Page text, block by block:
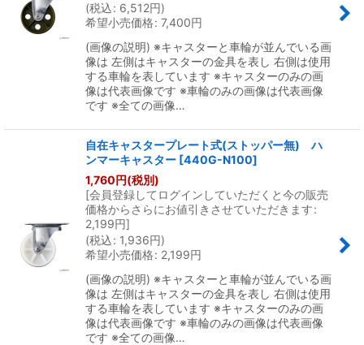
(税込: 6,512円)
希望小売価格: 7,400円
(画像の説明) ※キャスターと車輪が並んでいる画
像は 左側はキャスターの金具を表し 右側は使用
する車輪を表しています ※キャスターのみの画
像は代表画像です ※車輪のみの画像は代表画像
です ※全ての画像…
自在キャスタープレート式(ストッパー無) ハ
ンマーキャスター [440G-N100]
1,760円(税別)
[会員登録してログインしていただくと今の販売
価格からさらにお値引きさせていただきます:
2,199円]
(税込: 1,936円)
希望小売価格: 2,199円
(画像の説明) ※キャスターと車輪が並んでいる画
像は 左側はキャスターの金具を表し 右側は使用
する車輪を表しています ※キャスターのみの画
像は代表画像です ※車輪のみの画像は代表画像
です ※全ての画像…